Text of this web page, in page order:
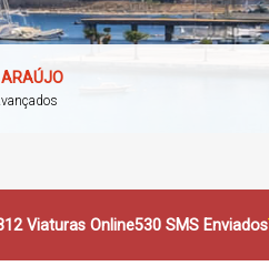
Viaturas Online530 SMS Enviados